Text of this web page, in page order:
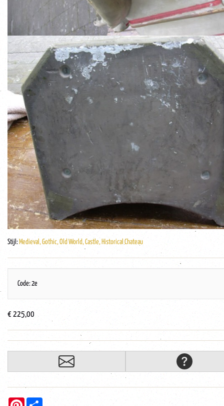
Stijl: Medieval, Gothic, Old World, Castle, Historical Chateau
Code: 2e
€ 225,00
Pinterest